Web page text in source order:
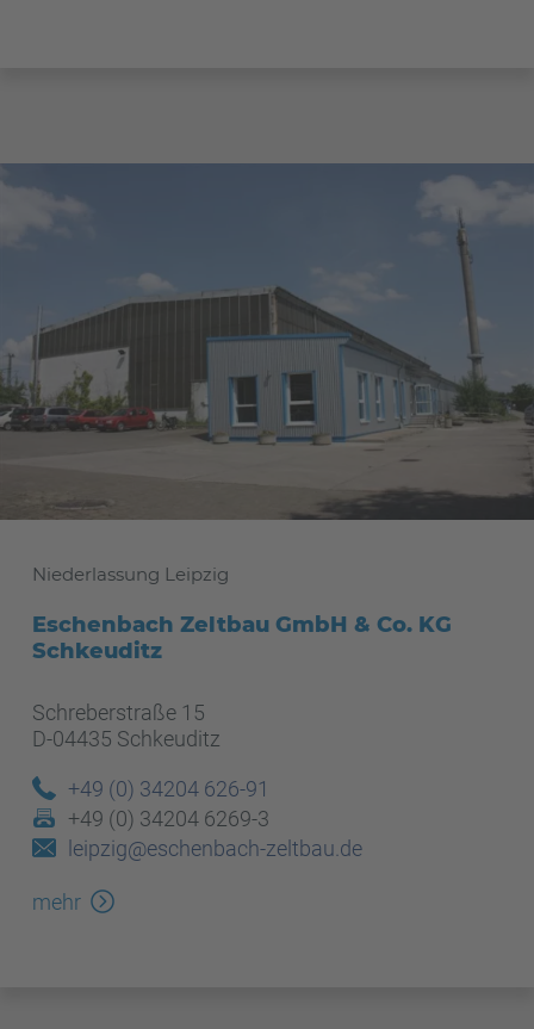
Niederlassung Leipzig
Eschenbach Zeltbau GmbH & Co. KG
Schkeuditz
Schreberstraße 15
D-04435 Schkeuditz
+49 (0) 34204 626-91
+49 (0) 34204 6269-3
leipzig@eschenbach-zeltbau.de
mehr